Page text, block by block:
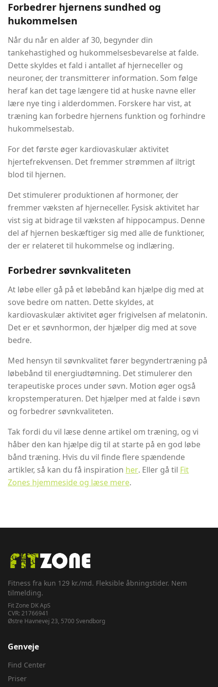
Forbedrer hjernens sundhed og
hukommelsen
Når du når en alder af 30, begynder din
tankehastighed og hukommelsesbevarelse at falde.
Dette skyldes et fald i antallet af hjerneceller og
neuroner, der transmitterer information. Som følge
heraf kan det tage længere tid at huske navne eller
lære nye ting i alderdommen. Forskere har vist, at
træning kan forbedre hjernens funktion og forhindre
hukommelsestab.
For det første øger kardiovaskulær aktivitet
hjertefrekvensen. Det fremmer strømmen af ​​iltrigt
blod til hjernen.
Det stimulerer produktionen af ​​hormoner, der
fremmer væksten af ​​hjerneceller. Fysisk aktivitet har
vist sig at bidrage til væksten af ​​hippocampus. Denne
del af hjernen beskæftiger sig med alle de funktioner,
der er relateret til hukommelse og indlæring.
Forbedrer søvnkvaliteten
At løbe eller gå på et løbebånd kan hjælpe dig med at
sove bedre om natten. Dette skyldes, at
kardiovaskulær aktivitet øger frigivelsen af ​​melatonin.
Det er et søvnhormon, der hjælper dig med at sove
bedre.
Med hensyn til søvnkvalitet fører begyndertræning på
løbebånd til energiudtømning. Det stimulerer den
terapeutiske proces under søvn. Motion øger også
kropstemperaturen. Det hjælper med at falde i søvn
og forbedrer søvnkvaliteten.
Tak fordi du vil læse denne artikel om træning, og vi
håber den kan hjælpe dig til at starte på en god løbe
bånd træning. Hvis du vil finde flere spændende
artikler, så kan du få inspiration her. Eller gå til Fit
Zones hjemmeside og læse mere.
Fitness fra kun 129 kr./md. Fleksible åbningstider. Nem
tilmelding.
Fit Zone DK ApS
CVR: 21766941
Østre Havnevej 23, 5700 Svendborg
Genveje
Find Center
Priser